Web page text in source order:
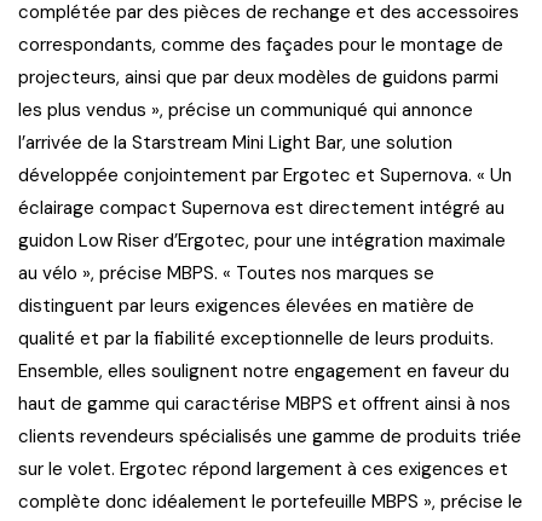
complétée par des pièces de rechange et des accessoires
correspondants, comme des façades pour le montage de
projecteurs, ainsi que par deux modèles de guidons parmi
les plus vendus », précise un communiqué qui annonce
l’arrivée de la Starstream Mini Light Bar, une solution
développée conjointement par Ergotec et Supernova. « Un
éclairage compact Supernova est directement intégré au
guidon Low Riser d’Ergotec, pour une intégration maximale
au vélo », précise MBPS. « Toutes nos marques se
distinguent par leurs exigences élevées en matière de
qualité et par la fiabilité exceptionnelle de leurs produits.
Ensemble, elles soulignent notre engagement en faveur du
haut de gamme qui caractérise MBPS et offrent ainsi à nos
clients revendeurs spécialisés une gamme de produits triée
sur le volet. Ergotec répond largement à ces exigences et
complète donc idéalement le portefeuille MBPS », précise le